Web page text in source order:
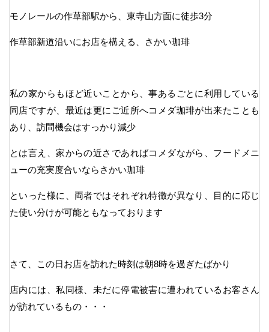
モノレールの作草部駅から、東寺山方面に徒歩3分
作草部新道沿いにお店を構える、さかい珈琲
私の家からもほど近いことから、事あるごとに利用している
同店ですが、最近は更にご近所へコメダ珈琲が出来たことも
あり、訪問機会はすっかり減少
とは言え、家からの近さであればコメダながら、フードメニ
ューの充実度合いならさかい珈琲
といった様に、両者ではそれぞれ特徴が異なり、目的に応じ
た使い分けが可能ともなっております
さて、この日お店を訪れた時刻は朝8時を過ぎたばかり
店内には、私同様、未だに停電被害に遭われているお客さん
が訪れているもの・・・